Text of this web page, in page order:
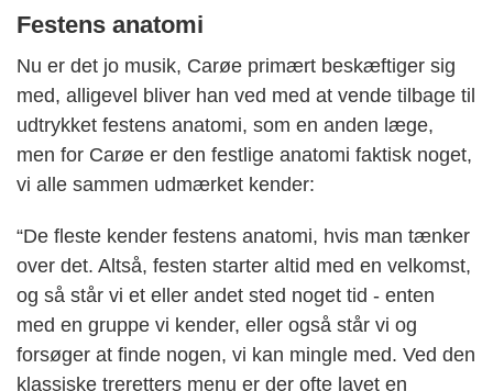
Festens anatomi
Nu er det jo musik, Carøe primært beskæftiger sig
med, alligevel bliver han ved med at vende tilbage til
udtrykket festens anatomi, som en anden læge,
men for Carøe er den festlige anatomi faktisk noget,
vi alle sammen udmærket kender:
“De fleste kender festens anatomi, hvis man tænker
over det. Altså, festen starter altid med en velkomst,
og så står vi et eller andet sted noget tid - enten
med en gruppe vi kender, eller også står vi og
forsøger at finde nogen, vi kan mingle med. Ved den
klassiske treretters menu er der ofte lavet en